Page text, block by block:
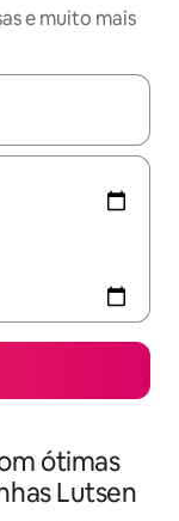
e muito mais
explore-os
ótimas
Lutsen